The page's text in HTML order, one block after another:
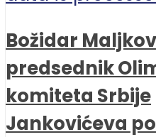
Božidar
predsednik
komiteta Srbije
Jankovićeva